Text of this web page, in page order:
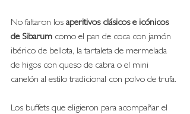
No faltaron los aperitivos clásicos e icónicos
de Sibarum como el pan de coca con jamón
ibérico de bellota, la tartaleta de mermelada
de higos con queso de cabra o el mini
canelón al estilo tradicional con polvo de trufa.
Los buffets que eligieron para acompañar el